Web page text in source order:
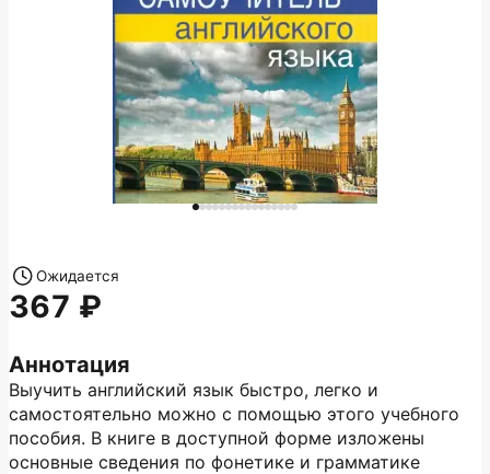
Аннотация
Выучить английский язык быстро, легко и
самостоятельно можно с помощью этого учебного
пособия. В книге в доступной форме изложены
основные сведения по фонетике и грамматике
Ожидается
367